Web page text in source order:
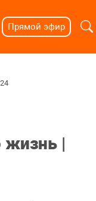
Прямой эфир
жизнь |